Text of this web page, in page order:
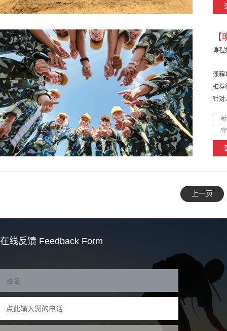
课程
课程
推荐
针对
上一页
在线反馈 Feedback Form